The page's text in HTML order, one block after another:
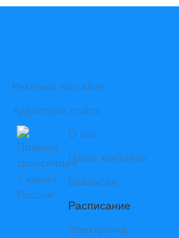
Реклама на сайте
Аудитория сайта
О нас
Наши контакты
Вакансии
Расписание
Электрички